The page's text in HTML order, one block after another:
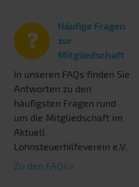
Häufige Fragen
zur
Mitgliedschaft
In unseren FAQs finden Sie
Antworten zu den
häufigsten Fragen rund
um die Mitgliedschaft im
Aktuell
Lohnsteuerhilfeverein e.V.
Zu den FAQs